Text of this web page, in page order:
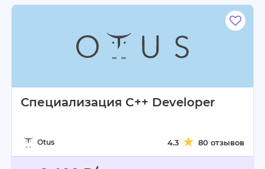
Специализация C++ Developer
Otus 4.3 80 отзывов